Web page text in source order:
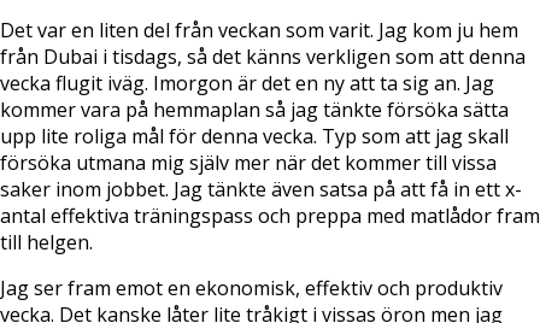
Det var en liten del från veckan som varit. Jag kom ju hem
från Dubai i tisdags, så det känns verkligen som att denna
vecka flugit iväg. Imorgon är det en ny att ta sig an. Jag
kommer vara på hemmaplan så jag tänkte försöka sätta
upp lite roliga mål för denna vecka. Typ som att jag skall
försöka utmana mig själv mer när det kommer till vissa
saker inom jobbet. Jag tänkte även satsa på att få in ett x-
antal effektiva träningspass och preppa med matlådor fram
till helgen.
Jag ser fram emot en ekonomisk, effektiv och produktiv
vecka. Det kanske låter lite tråkigt i vissas öron men jag